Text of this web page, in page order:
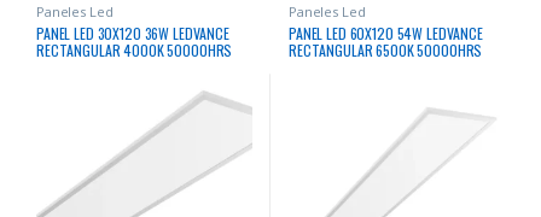
Paneles Led
PANEL LED 30X120 36W LEDVANCE
RECTANGULAR 4000K 50000HRS
Paneles Led
PANEL LED 60X120 54W LEDVANCE
RECTANGULAR 6500K 50000HRS